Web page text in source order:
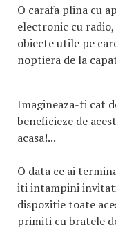
O carafa plina cu
electronic cu
obiecte utile pe
noptiera de la
Imagineaza-ti cat
beneficieze de
acasa!...
O data ce ai
iti intampini
dispozitie toate
primiti cu bratele